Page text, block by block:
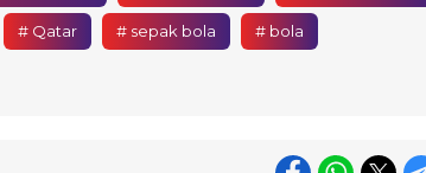
# Qatar # sepak bola # bola